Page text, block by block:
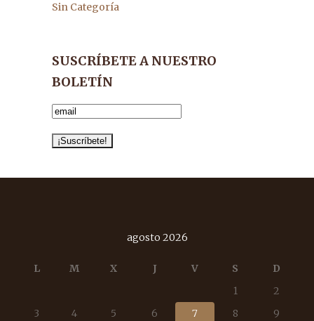
Sin Categoría
SUSCRÍBETE A NUESTRO
BOLETÍN
agosto 2026
L M X J V S
D
1
2
3
4 5 6 7 8
9